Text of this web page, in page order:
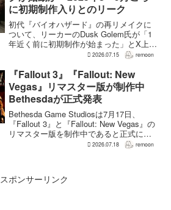
に初期制作入りとのリーク
初代『バイオハザード』の再リメイクに
ついて、リーカーのDusk Golem氏が「1
年近く前に初期制作が始まった」とX上で
述べた。同氏によれば、プリプロダクシ
本格制作へ移るのは『バイオハザード
RE:...
2026.07.15 remoon
『Fallout 3』『Fallout: New
Vegas』リマスター版が制作中
Bethesdaが正式発表
Bethesda Game Studiosは7月17日、
『Fallout 3』と『Fallout: New Vegas』の
リマスター版を制作中であると正式に発
表した。同社は今後のプロジェクトを紹
2026.07.18 remoon
スポンサーリンク